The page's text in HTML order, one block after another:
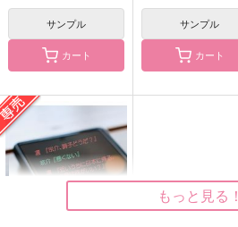
だって記憶にありませ
ん！
みつ
787円（税込）
七瀬遙×松岡凛
サンプル
カート
サンプル
カート
もっと見る！